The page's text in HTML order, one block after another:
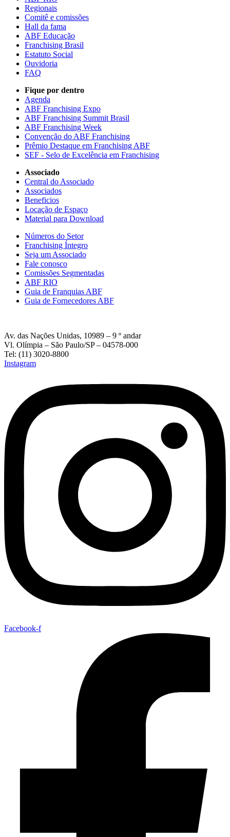
Regionais
Comitê e comissões
Hall da fama
ABF Educação
Franchising Brasil
Estatuto Social
Ouvidoria
FAQ
Fique por dentro
Agenda
ABF Franchising Expo
ABF Franchising Summit Brasil
ABF Franchising Week
Convenção do ABF Franchising
Prêmio Destaque em Franchising ABF
SEF - Selo de Excelência em Franchising
Associado
Central do Associado
Associados
Beneficios
Locação de Espaço
Material para Download
Números do Setor
Franchising Íntegro
Seja um Associado
Fale conosco
Comissões Segmentadas
ABF RIO
Guia de Franquias ABF
Guia de Fornecedores ABF
Av. das Nações Unidas, 10989 – 9 º andar
Vl. Olímpia – São Paulo/SP – 04578-000
Tel: (11) 3020-8800
Instagram
Facebook-f